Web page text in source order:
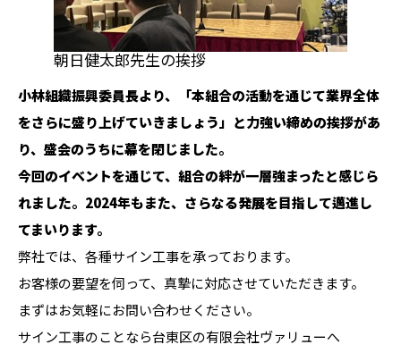
朝日健太郎先生の挨拶
小林組織振興委員長より、「本組合の活動を通じて業界全体
をさらに盛り上げていきましょう」と力強い締めの挨拶があ
り、盛会のうちに幕を閉じました。
今回のイベントを通じて、組合の絆が一層強まったと感じら
れました。2024年もまた、さらなる発展を目指して邁進し
てまいります。
弊社では、各種サイン工事を承っております。
お客様の要望を伺って、真摯に対応させていただきます。
まずはお気軽にお問い合わせください。
サイン工事のことなら台東区の有限会社ヴァリューへ